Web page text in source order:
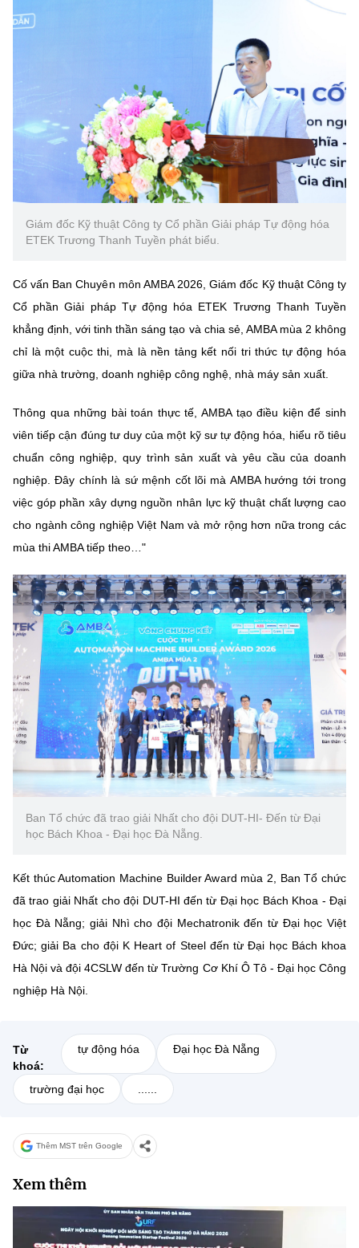
Giám đốc Kỹ thuật Công ty Cổ phần Giải pháp Tự động hóa
ETEK Trương Thanh Tuyền phát biểu.
Cố vấn Ban Chuyên môn AMBA 2026, Giám đốc Kỹ thuật Công ty
Cổ phần Giải pháp Tự động hóa ETEK Trương Thanh Tuyền
khẳng định, với tinh thần sáng tạo và chia sẻ, AMBA mùa 2 không
chỉ là một cuộc thi, mà là nền tảng kết nối tri thức tự động hóa
giữa nhà trường, doanh nghiệp công nghệ, nhà máy sản xuất.
Thông qua những bài toán thực tế, AMBA tạo điều kiện để sinh
viên tiếp cận đúng tư duy của một kỹ sư tự động hóa, hiểu rõ tiêu
chuẩn công nghiệp, quy trình sản xuất và yêu cầu của doanh
nghiệp. Đây chính là sứ mệnh cốt lõi mà AMBA hướng tới trong
việc góp phần xây dựng nguồn nhân lực kỹ thuật chất lượng cao
cho ngành công nghiệp Việt Nam và mở rộng hơn nữa trong các
mùa thi AMBA tiếp theo…"
Ban Tổ chức đã trao giải Nhất cho đội DUT-HI- Đến từ Đại
học Bách Khoa - Đại học Đà Nẵng.
Kết thúc Automation Machine Builder Award mùa 2, Ban Tổ chức
đã trao giải Nhất cho đội DUT-HI đến từ Đại học Bách Khoa - Đại
học Đà Nẵng; giải Nhì cho đội Mechatronik đến từ Đại học Việt
Đức; giải Ba cho đội K Heart of Steel đến từ Đại học Bách khoa
Hà Nội và đội 4CSLW đến từ Trường Cơ Khí Ô Tô - Đại học Công
nghiệp Hà Nội.
Từ
khoá:
tự động hóa Đại học Đà Nẵng
trường đại học
Thêm MST trên Google
Xem thêm